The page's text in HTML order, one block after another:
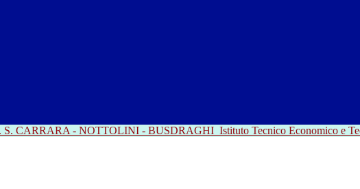
S. CARRARA - NOTTOLINI - BUSDRAGHI Istituto Tecnico Economico e